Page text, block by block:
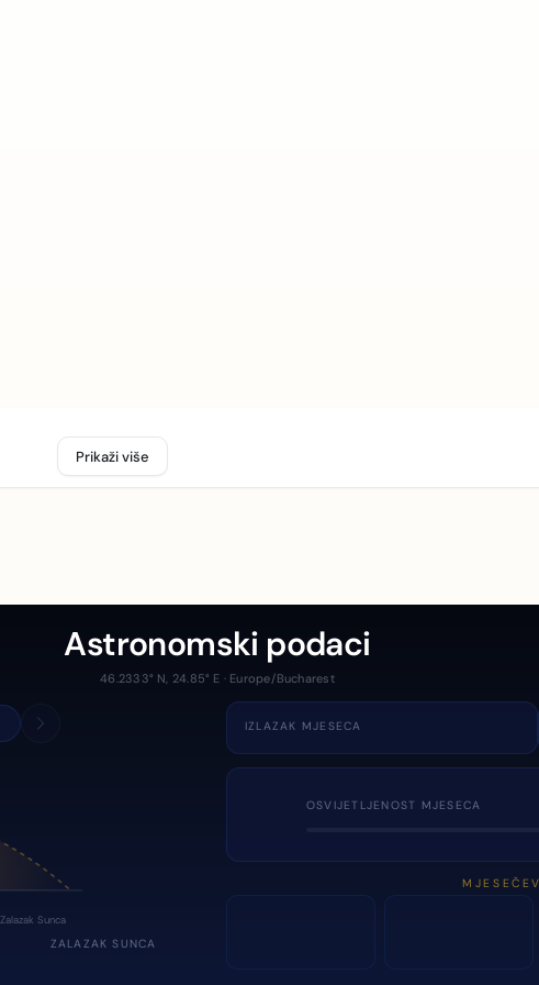
Prikaži više
Astronomski podaci
46.2333° N, 24.85° E · Europe/Bucharest
Zalazak Sunca
ZALAZAK SUNCA
IZLAZAK MJESECA
OSVIJETLJENOST MJESECA